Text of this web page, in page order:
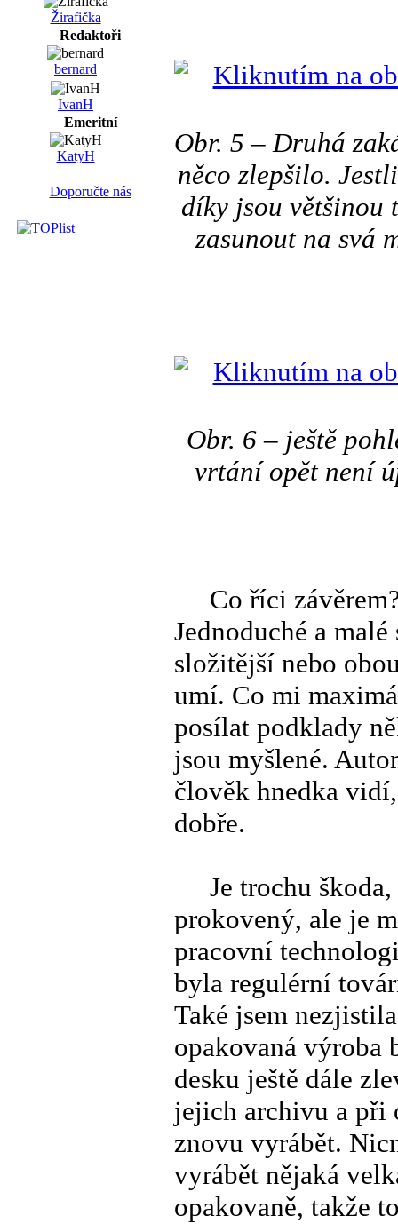
Žirafička
Redaktoři
bernard
IvanH
Emeritní
KatyH
Doporučte nás
Obr. 5 – Druhá
něco zlepšilo.
díky jsou většinou
zasunout na svá
Obr. 6 – ještě
vrtání opět není
Co říci závěrem?
Jednoduché a
složitější nebo
umí. Co mi
posílat podklady
jsou myšlené.
člověk hnedka
dobře.
Je trochu škoda,
prokovený, ale je
pracovní
byla regulérní
Také jsem
opakovaná výroba
desku ještě dále
jejich archivu a při
znovu vyrábět.
vyrábět nějaká
opakovaně, takže